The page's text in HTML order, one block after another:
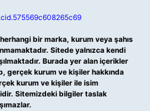
bir marka, kurum veya şahıs
Sitede yalnızca kendi
Burada yer alan içerikler
gerçek kurum ve kişiler hakkında
kurum ve kişiler ile isim
Sitemizdeki bilgiler taslak